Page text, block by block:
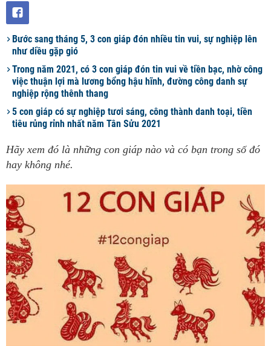
Bước sang tháng 5, 3 con giáp đón nhiều tin vui, sự nghiệp lên
như diều gặp gió
Trong năm 2021, có 3 con giáp đón tin vui về tiền bạc, nhờ công
việc thuận lợi mà lương bổng hậu hĩnh, đường công danh sự
nghiệp rộng thênh thang
5 con giáp có sự nghiệp tươi sáng, công thành danh toại, tiền
tiêu rủng rỉnh nhất năm Tân Sửu 2021
Hãy xem đó là những con giáp nào và có bạn trong số đó
hay không nhé.